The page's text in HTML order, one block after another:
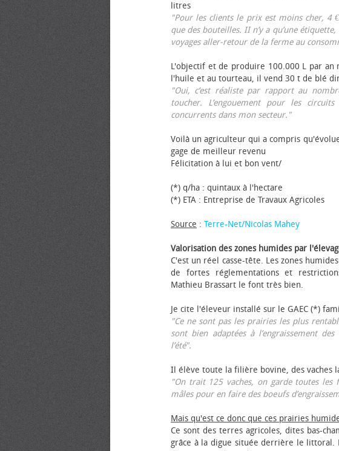
litres
"Pour les clients le prix est moins cher, 4
que des bouteilles. II n’y a qu’une
voyages aller-retour de la ferme au
L'objectif et de produire 100.000 L par an
l'huile et au tourteau, il vend 30 t de blé
"Oui, c’est réaliste par rapport au
toucher. L’engouement pour les
concurrents dans mon secteur."
Voilà un agriculteur qui a compris
gage de meilleur revenu
Félicitation à lui et bon vent/
(*) q/ha : quintaux à l'hectare
(*) ETA : Entreprise de Travaux Agricoles
Source : Terre-Net/Nicolas Mahey
Valorisation des zones humides par
C'est un réel casse-tête. Les zones
de fortes réglementations et
Mathieu Brassart le font très bien.
Je cite l'éleveur installé sur le GAEC (*)
"Ce ne sont pas les prairies les plus
sont bien adaptées à l’engraissement
l’été".
Il élève toute la filière bovine, des vaches
"On trait 125 vaches, on garde toutes
mâles pour en faire des bœufs
Mais qu'est ce donc que ces prairies
Ce sont des terres agricoles, dites bas-
grâce à la digue située derrière le littoral.